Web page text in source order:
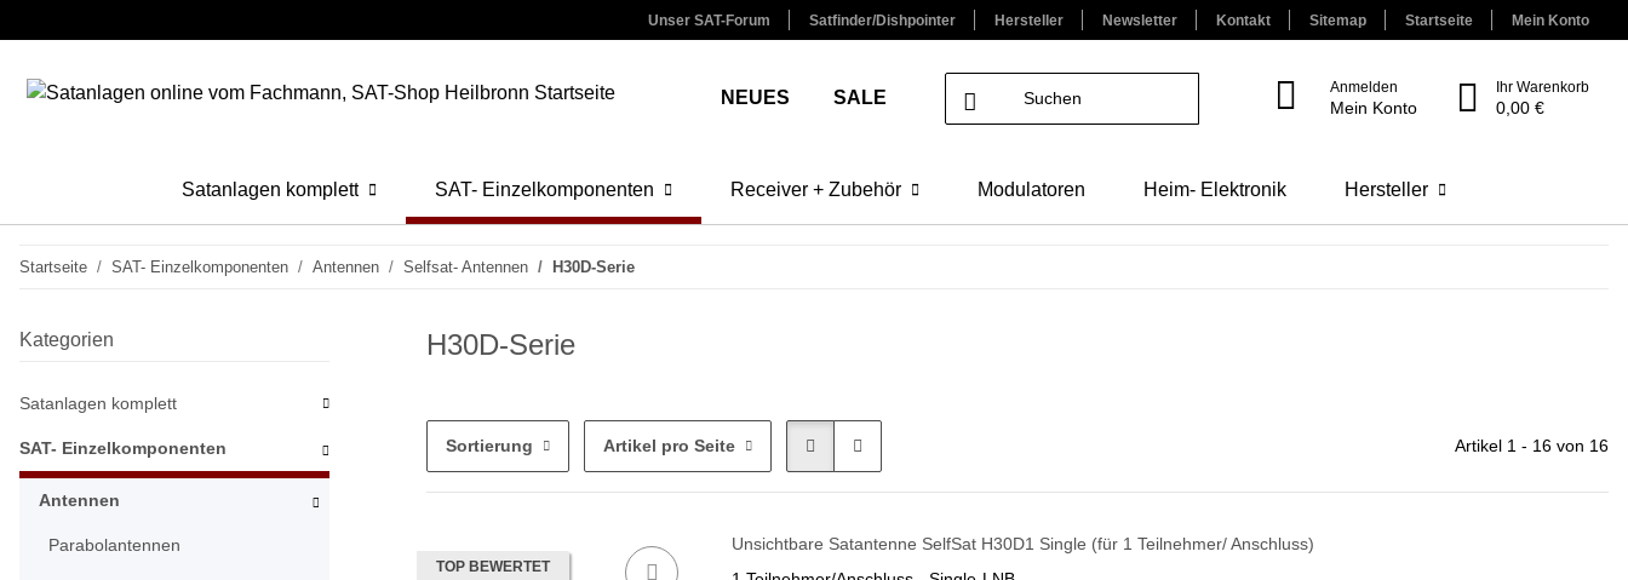
Unser SAT-Forum Satfinder/Dishpointer Hersteller Newsletter Kontakt Sitemap Startseite Mein Konto
NEUES SALE
Anmelden
Mein Konto
Ihr Warenkorb
0,00 €
Satanlagen komplett SAT- Einzelkomponenten Receiver + Zubehör Modulatoren Heim- Elektronik Hersteller
Startseite SAT- Einzelkomponenten Antennen Selfsat- Antennen H30D-Serie
H30D-Serie
Sortierung Artikel pro Seite Artikel 1 - 16 von 16
TOP BEWERTET
Unsichtbare Satantenne SelfSat H30D1 Single (für 1 Teilnehmer/ Anschluss)
Kategorien
Satanlagen komplett
SAT- Einzelkomponenten
Antennen
Parabolantennen